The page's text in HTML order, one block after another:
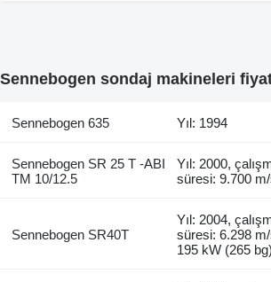
Sennebogen sondaj makineleri
Sennebogen 635 Yıl: 1994
Sennebogen SR 25 T -ABI
TM 10/12.5
Yıl: 2000,
süresi: 9.700
Sennebogen SR40T
Yıl: 2004,
süresi: 6.298
195 kW (265 bg)